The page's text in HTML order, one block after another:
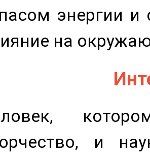
энергии и
на
и